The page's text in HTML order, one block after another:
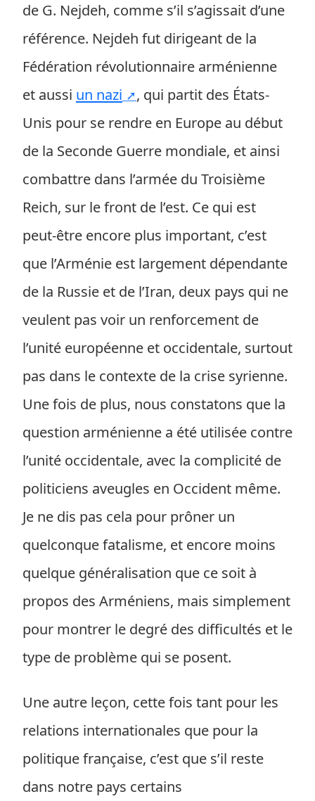
de G. Nejdeh, comme s’il s’agissait d’une
référence. Nejdeh fut dirigeant de la
Fédération révolutionnaire arménienne
et aussi un nazi
, qui partit des États-
Unis pour se rendre en Europe au début
de la Seconde Guerre mondiale, et ainsi
combattre dans l’armée du Troisième
Reich, sur le front de l’est. Ce qui est
peut-être encore plus important, c’est
que l’Arménie est largement dépendante
de la Russie et de l’Iran, deux pays qui ne
veulent pas voir un renforcement de
l’unité européenne et occidentale, surtout
pas dans le contexte de la crise syrienne.
Une fois de plus, nous constatons que la
question arménienne a été utilisée contre
l’unité occidentale, avec la complicité de
politiciens aveugles en Occident même.
Je ne dis pas cela pour prôner un
quelconque fatalisme, et encore moins
quelque généralisation que ce soit à
propos des Arméniens, mais simplement
pour montrer le degré des difficultés et le
type de problème qui se posent.
Une autre leçon, cette fois tant pour les
relations internationales que pour la
politique française, c’est que s’il reste
dans notre pays certains